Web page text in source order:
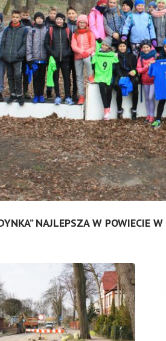
NAJLEPSZA W POWIECIE